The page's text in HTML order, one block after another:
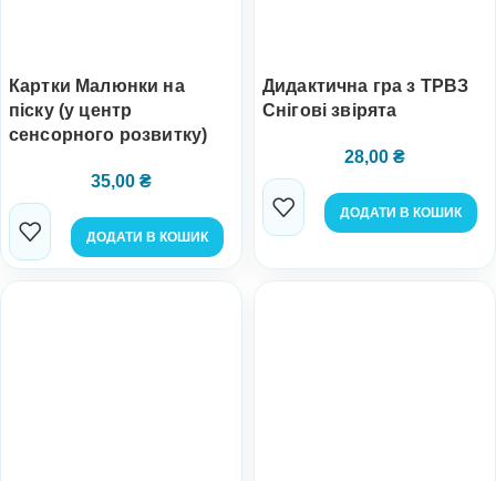
Картки Малюнки на
піску (у центр
сенсорного розвитку)
35,00 ₴
ДОДАТИ В КОШИК
Дидактична гра з ТРВЗ
Снігові звірята
28,00 ₴
ДОДАТИ В КОШИК